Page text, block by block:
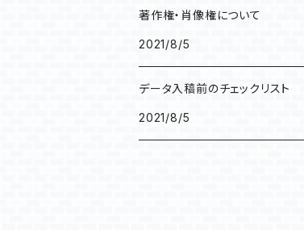
90mm×90mm / 70mm×100mm
100mm×100mm / 80mm×120mm
著作権・肖像権について
2021/8/5
データ入稿前のチェックリスト
2021/8/5